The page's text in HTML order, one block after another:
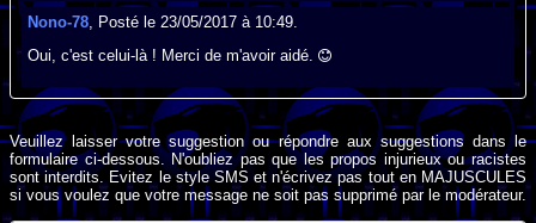
Nono-78, Posté le 23/05/2017 à 10:49.
Oui, c'est celui-là ! Merci de m'avoir aidé.
Veuillez laisser votre suggestion ou répondre aux suggestions dans le
formulaire ci-dessous. N'oubliez pas que les propos injurieux ou racistes
sont interdits. Evitez le style SMS et n'écrivez pas tout en MAJUSCULES
si vous voulez que votre message ne soit pas supprimé par le modérateur.